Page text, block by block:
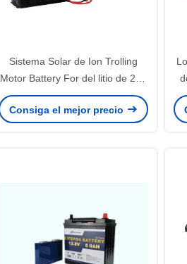
Sistema Solar de Ion Trolling
Motor Battery For del litio de 24V
200AH
Consiga el mejor precio